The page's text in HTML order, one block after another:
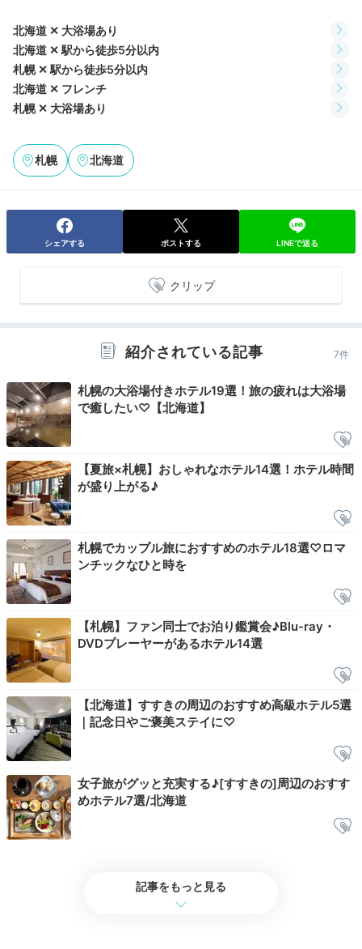
和・洋の朝食を味わう
和洋選べる朝食 オ
朝食も「hache」で。洋食は野菜ソムリエのシェフによ
Relax
09:30
朝日を浴びながら
内湯と半露天を満喫
大浴場
チェックアウトの前に、もう一度お風呂へ。大浴場には
内風呂と半露天風呂があります。浅めの浴槽なので、ゆ
ったりと体を伸ばして浸かりましょう。脱衣所にダイソ
ンのドライヤーがあるのは嬉しいポイント。
moyumoyu0462
北海道 ✕ 大浴場あり
北海道 ✕ 駅から徒歩5分以内
札幌 ✕ 駅から徒歩5分以内
北海道 ✕ フレンチ
札幌 ✕ 大浴場あり
札幌 北海道
シェアする ポストする LINEで送る
クリップ
紹介されている記事 7件
札幌の大浴場付きホテル19選！旅の疲れは大浴場
で癒したい♡【北海道】
【夏旅×札幌】おしゃれなホテル14選！ホテル時間
が盛り上がる♪
札幌でカップル旅におすすめのホテル18選♡ロマ
ンチックなひと時を
【札幌】ファン同士でお泊り鑑賞会♪Blu-ray・
DVDプレーヤーがあるホテル14選
【北海道】すすきの周辺のおすすめ高級ホテル5選
｜記念日やご褒美ステイに♡
女子旅がグッと充実する♪[すすきの]周辺のおすす
めホテル7選/北海道
記事をもっと見る